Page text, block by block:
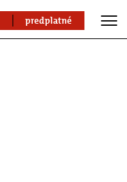
predplatné